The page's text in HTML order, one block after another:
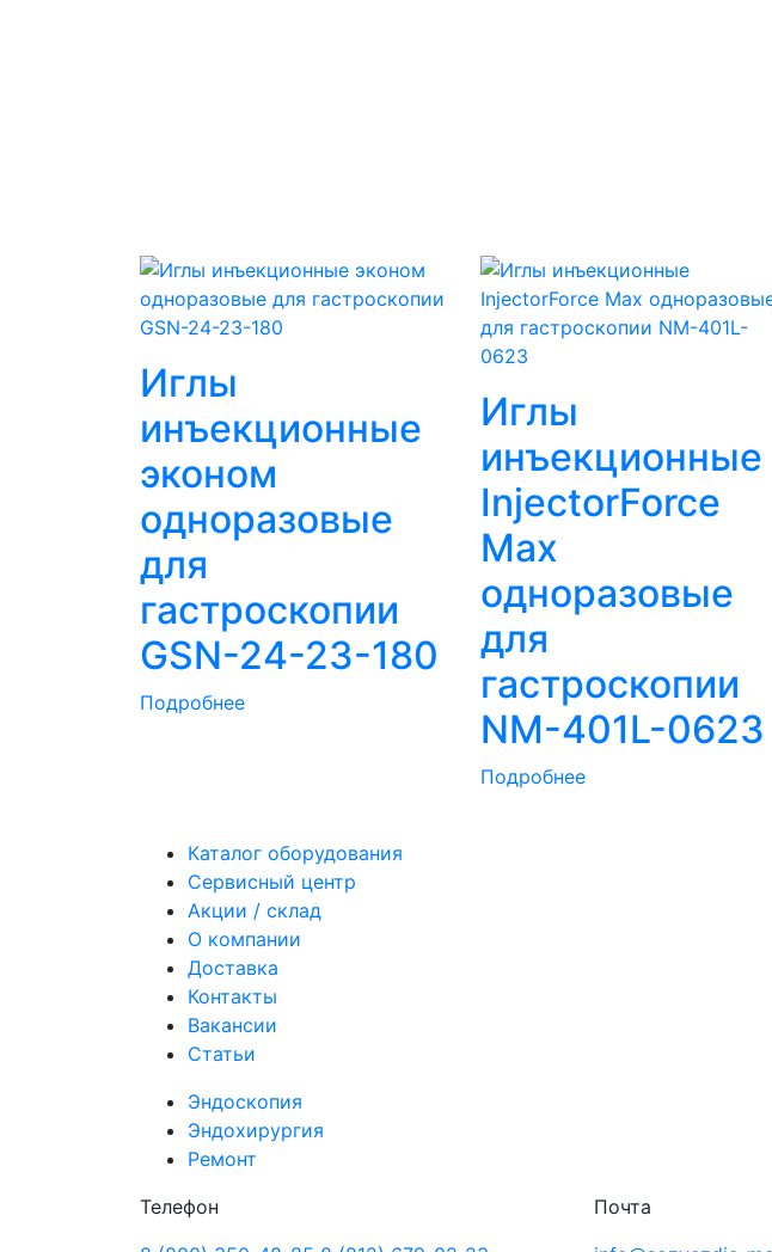
Иглы
инъекционные
эконом
одноразовые
для
гастроскопии
GSN-24-23-180
Подробнее
Иглы
инъекционные
InjectorForce
Max
одноразовые
для
гастроскопии
NM-401L-0623
Подробнее
Каталог оборудования
Сервисный центр
Акции / склад
О компании
Доставка
Контакты
Вакансии
Статьи
Эндоскопия
Эндохирургия
Ремонт
Телефон
Почта